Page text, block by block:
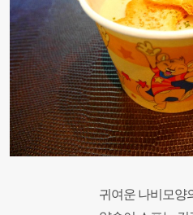
귀여운 나비모양